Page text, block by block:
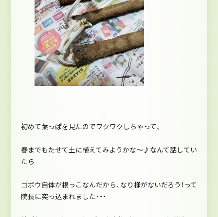
初めて葉っぱを見たのでワクワクしちゃって、
春までもたせて土に植えてみようかな～♪なんて話してい
たら
ゴボウ自体が根っこなんだから、なり様がないだろう！って
院長に突っ込まれました・・・